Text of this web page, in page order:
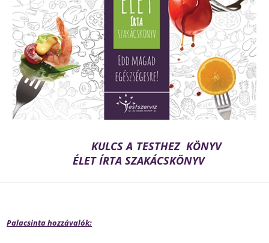
KULCS A TESTHEZ KÖNYV
ÉLET ÍRTA SZAKÁCSKÖNYV
Palacsinta hozzávalók: